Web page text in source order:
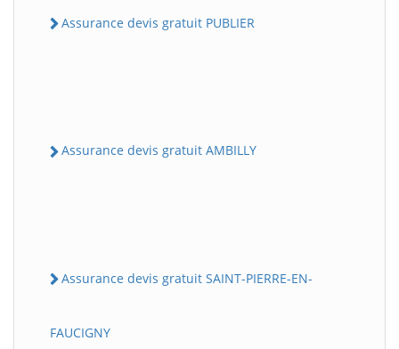
Assurance devis gratuit PUBLIER
Assurance devis gratuit AMBILLY
Assurance devis gratuit SAINT-PIERRE-EN-
FAUCIGNY